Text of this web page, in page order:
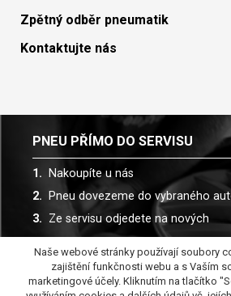
Zpětný odběr pneumatik
Kontaktujte nás
PNEU PŘÍMO DO SERVISU
Nakoupíte u nás
Pneu dovezeme do vybraného
Ze servisu odjedete na nových
Spolupracujeme s více než 30
Naše webové stránky používají soubory
zajištění funkčnosti webu a s Vaším
marketingové účely. Kliknutím na tlačítko